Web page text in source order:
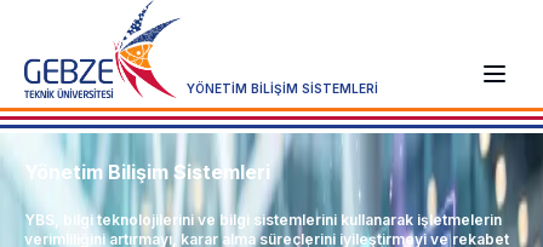
YÖNETİM BİLİŞİM SİSTEMLERİ
Yönetim Bilişim Sistemleri
YBS, bilgi teknolojilerini ve bilgi sistemlerini kullanarak işletmelerin
verimliliğini artırmayı, karar alma süreçlerini iyileştirmeyi ve rekabet